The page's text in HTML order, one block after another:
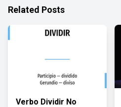
Related Posts
Verbo Dividir No